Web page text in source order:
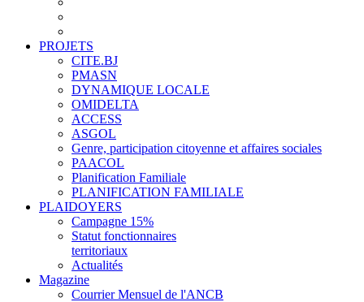
PROJETS
CITE.BJ
PMASN
DYNAMIQUE LOCALE
OMIDELTA
ACCESS
ASGOL
Genre, participation citoyenne et affaires sociales
PAACOL
Planification Familiale
PLANIFICATION FAMILIALE
PLAIDOYERS
Campagne 15%
Statut fonctionnaires
territoriaux
Actualités
Magazine
Courrier Mensuel de l'ANCB